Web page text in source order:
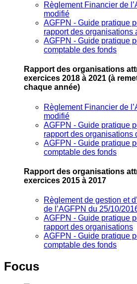
Règlement Financier de
modifié
AGFPN ‐ Guide pratique
rapport des organisations
AGFPN ‐ Guide pratique
comptable des fonds
Rapport des organisations
exercices 2018 à 2021 (à
chaque année)
Règlement Financier de
modifié
AGFPN ‐ Guide pratique
rapport des organisations
AGFPN ‐ Guide pratique
comptable des fonds
Rapport des organisations
exercices 2015 à 2017
Règlement de gestion et
de l’AGFPN du 25/10/
AGFPN ‐ Guide pratique
rapport des organisations
AGFPN ‐ Guide pratique
comptable des fonds
Focus